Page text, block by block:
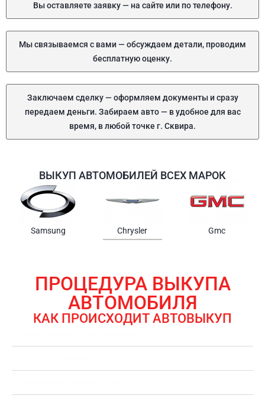
Вы оставляете заявку — на сайте или по телефону.
Мы связываемся с вами — обсуждаем детали, проводим
бесплатную оценку.
Заключаем сделку — оформляем документы и сразу
передаем деньги. Забираем авто — в удобное для вас
время, в любой точке г. Сквира.
ВЫКУП АВТОМОБИЛЕЙ ВСЕХ МАРОК
Samsung Chrysler Gmc
ПРОЦЕДУРА ВЫКУПА
АВТОМОБИЛЯ
КАК ПРОИСХОДИТ АВТОВЫКУП